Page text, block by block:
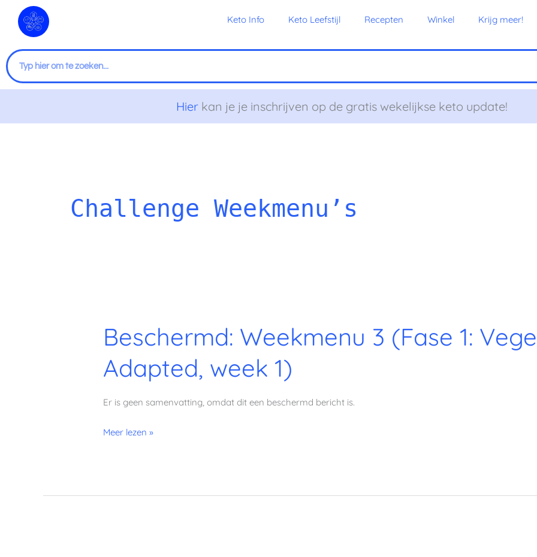
naar
inhoud
Keto Info Keto Leefstijl Recepten Winkel Krijg meer!
Zoeken
Hierkan je je inschrijven op de gratis wekelijkse keto update!
Challenge Weekmenu’s
Beschermd: Weekmenu 3 (Fase 1:
Adapted, week 1)
Er is geen samenvatting, omdat dit een beschermd bericht is.
Weekmenu
3
(Fase
1:
Adapted,
Meer lezen »